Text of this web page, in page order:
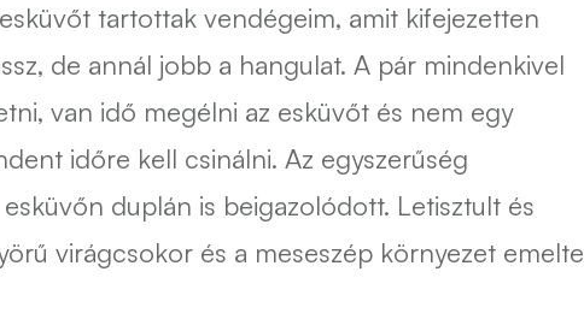
tartottak vendégeim, amit kifejezetten
de annál jobb a hangulat. A pár mindenkivel
van idő megélni az esküvőt és nem egy
időre kell csinálni. Az egyszerűség
duplán is beigazolódott. Letisztult és
virágcsokor és a meseszép környezet emelte